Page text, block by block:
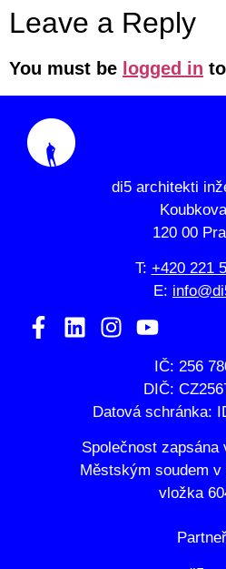
Leave a Reply
You must be logged in
di5 architekti
120 00
T: +420 221
E:
IČ: 256
DIČ:
Datová schránka:
Společnost zapsána
Městským soudem
vložka